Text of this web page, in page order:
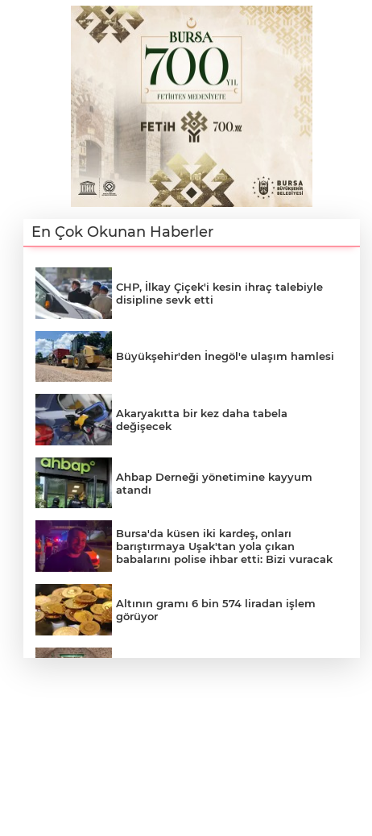
En Çok Okunan Haberler
CHP, İlkay Çiçek'i kesin ihraç talebiyle
disipline sevk etti
Büyükşehir'den İnegöl'e ulaşım hamlesi
Akaryakıtta bir kez daha tabela
değişecek
Ahbap Derneği yönetimine kayyum
atandı
Bursa'da küsen iki kardeş, onları
barıştırmaya Uşak'tan yola çıkan
babalarını polise ihbar etti: Bizi vuracak
Altının gramı 6 bin 574 liradan işlem
görüyor